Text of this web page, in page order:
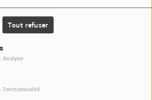
Tout refuser
Analyse
Fonctionnalité
vous pour commenter cet article
SE CONNECTER